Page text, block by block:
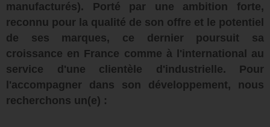
manufacturés). Porté par une ambition forte,
reconnu pour la qualité de son offre et le potentiel
de ses marques, ce dernier poursuit sa
croissance en France comme à l'international au
service d'une clientèle d'industrielle. Pour
l'accompagner dans son développement, nous
recherchons un(e) :